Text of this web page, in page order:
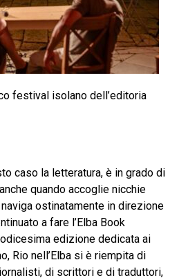
festival isolano dell’editoria
caso la letteratura, è in grado di
quando accoglie nicchie
ostinatamente in direzione
a fare l’Elba Book
edizione dedicata ai
Rio nell’Elba si è riempita di
di scrittori e di traduttori,